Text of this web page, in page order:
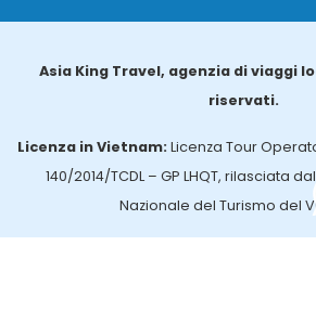
Asia King Travel, agenzia di viaggi
riservati.
Licenza in Vietnam: Licenza Tour
140/2014/TCDL – GP LHQT, rilasciata
Nazionale del Turismo del